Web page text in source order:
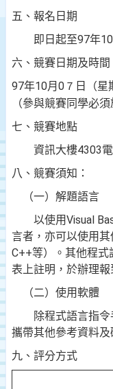
五、報名日期
即日起至97年10
六、競賽日期及時間
97年10月 0７ 日（星
（參與競賽同學必
七、競賽地點
資訊大樓4303
八、競賽須知：
（一）解題語言
以使用Visual
言者，亦可以使用
C++等）。其他程式
表上註明，於辦理
（二）使用軟體
除程式語言指令
攜帶其他參考資料及
九、評分方式